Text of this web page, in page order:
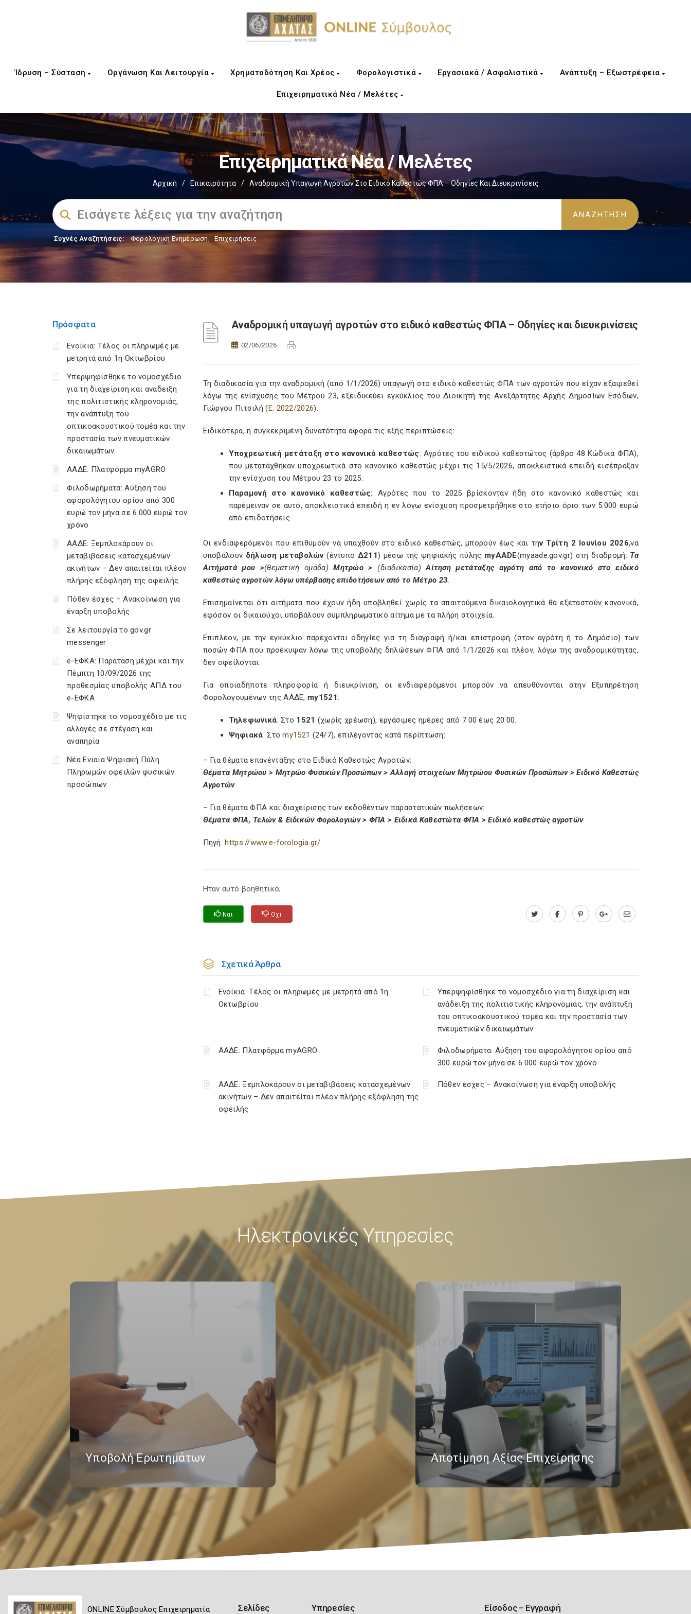
Ίδρυση – Σύσταση Οργάνωση Και Λειτουργία Χρηματοδότηση Και Χρέος Φορολογιστικά Εργασιακά / Ασφαλιστικά Ανάπτυξη – Εξωστρέφεια
Επιχειρηματικά Νέα / Μελέτες
Επιχειρηματικά Νέα / Μελέτες
Αρχική / Επικαιρότητα / Αναδρομική Υπαγωγή Αγροτών Στο Ειδικό Καθεστώς ΦΠΑ – Οδηγίες Και Διευκρινίσεις
Συχνές Αναζητήσεις: Φορολογικη Ενημέρωση, Επιχειρήσεις
Πρόσφατα
Ενοίκια: Τέλος οι πληρωμές με
μετρητά από 1η Οκτωβρίου
Υπερψηφίσθηκε το νομοσχέδιο
για τη διαχείριση και ανάδειξη
της πολιτιστικής κληρονομιάς,
την ανάπτυξη του
οπτικοακουστικού τομέα και την
προστασία των πνευματικών
δικαιωμάτων
ΑΑΔΕ: Πλατφόρμα myAGRO
Φιλοδωρήματα: Αύξηση του
αφορολόγητου ορίου από 300
ευρώ τον μήνα σε 6.000 ευρώ τον
χρόνο
ΑΑΔΕ: Ξεμπλοκάρουν οι
μεταβιβάσεις κατασχεμένων
ακινήτων – Δεν απαιτείται πλέον
πλήρης εξόφληση της οφειλής
Πόθεν έσχες – Ανακοίνωση για
έναρξη υποβολής
Σε λειτουργία το gov.gr
messenger
e-ΕΦΚΑ: Παράταση μέχρι και την
Πέμπτη 10/09/2026 της
προθεσμίας υποβολής ΑΠΔ του
e-ΕΦΚΑ
Ψηφίστηκε το νομοσχέδιο με τις
αλλαγές σε στέγαση και
αναπηρία
Νέα Ενιαία Ψηφιακή Πύλη
Πληρωμών οφειλών φυσικών
προσώπων
Αναδρομική υπαγωγή αγροτών στο ειδικό καθεστώς ΦΠΑ – Οδηγίες και διευκρινίσεις
02/06/2026
Τη διαδικασία για την αναδρομική (από 1/1/2026) υπαγωγή στο ειδικό καθεστώς ΦΠΑ των αγροτών που είχαν εξαιρεθεί
λόγω της ενίσχυσης του Μέτρου 23, εξειδικεύει εγκύκλιος του Διοικητή της Ανεξάρτητης Αρχής Δημοσίων Εσόδων,
Γιώργου Πιτσιλή (Ε. 2022/2026).
Ειδικότερα, η συγκεκριμένη δυνατότητα αφορά τις εξής περιπτώσεις:
Υποχρεωτική μετάταξη στο κανονικό καθεστώς: Αγρότες του ειδικού καθεστώτος (άρθρο 48 Κώδικα ΦΠΑ),
που μετατάχθηκαν υποχρεωτικά στο κανονικό καθεστώς μέχρι τις 15/5/2026, αποκλειστικά επειδή εισέπραξαν
την ενίσχυση του Μέτρου 23 το 2025.
Παραμονή στο κανονικό καθεστώς: Αγρότες που το 2025 βρίσκονταν ήδη στο κανονικό καθεστώς και
παρέμειναν σε αυτό, αποκλειστικά επειδή η εν λόγω ενίσχυση προσμετρήθηκε στο ετήσιο όριο των 5.000 ευρώ
από επιδοτήσεις.
Οι ενδιαφερόμενοι που επιθυμούν να υπαχθούν στο ειδικό καθεστώς, μπορούν έως και την Τρίτη 2 Ιουνίου 2026,να
υποβάλουν δήλωση μεταβολών(έντυπο Δ211) μέσω της ψηφιακής πύλης myAADE(myaade.gov.gr) στη διαδρομή: Τα
Αιτήματά μου >(θεματική ομάδα) Μητρώο >(διαδικασία)Αίτηση μετάταξης αγρότη από το κανονικό στο ειδικό
καθεστώς αγροτών λόγω υπέρβασης επιδοτήσεων από το Μέτρο 23.
Επισημαίνεται ότι αιτήματα που έχουν ήδη υποβληθεί χωρίς τα απαιτούμενα δικαιολογητικά θα εξεταστούν κανονικά,
εφόσον οι δικαιούχοι υποβάλουν συμπληρωματικό αίτημα με τα πλήρη στοιχεία.
Επιπλέον, με την εγκύκλιο παρέχονται οδηγίες για τη διαγραφή ή/και επιστροφή (στον αγρότη ή το Δημόσιο) των
ποσών ΦΠΑ που προέκυψαν λόγω της υποβολής δηλώσεων ΦΠΑ από 1/1/2026 και πλέον, λόγω της αναδρομικότητας,
δεν οφείλονται.
Για οποιαδήποτε πληροφορία ή διευκρίνιση, οι ενδιαφερόμενοι μπορούν να απευθύνονται στην Εξυπηρέτηση
Φορολογουμένων της ΑΑΔΕ, my1521:
Τηλεφωνικά: Στο 1521 (χωρίς χρέωση), εργάσιμες ημέρες από 7:00 έως 20:00.
Ψηφιακά: Στοmy1521 (24/7), επιλέγοντας κατά περίπτωση:
– Για θέματα επανένταξης στο Ειδικό Καθεστώς Αγροτών:
Θέματα Μητρώου > Μητρώο Φυσικών Προσώπων > Αλλαγή στοιχείων Μητρώου Φυσικών Προσώπων > Ειδικό Καθεστώς
Αγροτών
– Για θέματα ΦΠΑ και διαχείρισης των εκδοθέντων παραστατικών πωλήσεων:
Θέματα ΦΠΑ, Τελών & Ειδικών Φορολογιών > ΦΠΑ > Ειδικά Καθεστώτα ΦΠΑ > Ειδικό καθεστώς αγροτών
Πηγή:https://www.e-forologia.gr/
Ηταν αυτό βοηθητικό;
Ναι Οχι
Σχετικά Άρθρα
Ενοίκια: Τέλος οι πληρωμές με μετρητά από 1η
Οκτωβρίου
Υπερψηφίσθηκε το νομοσχέδιο για τη διαχείριση και
ανάδειξη της πολιτιστικής κληρονομιάς, την ανάπτυξη
του οπτικοακουστικού τομέα και την προστασία των
πνευματικών δικαιωμάτων
ΑΑΔΕ: Πλατφόρμα myAGRO
Φιλοδωρήματα: Αύξηση του αφορολόγητου ορίου από
300 ευρώ τον μήνα σε 6.000 ευρώ τον χρόνο
ΑΑΔΕ: Ξεμπλοκάρουν οι μεταβιβάσεις κατασχεμένων
ακινήτων – Δεν απαιτείται πλέον πλήρης εξόφληση της
οφειλής
Πόθεν έσχες – Ανακοίνωση για έναρξη υποβολής
Ηλεκτρονικές Υπηρεσίες
Υποβολή Ερωτημάτων Αποτίμηση Αξίας Επιχείρησης
ONLINE Σύμβουλος Επιχειρηματία Σελίδες Υπηρεσίες Είσοδος – Εγγραφή